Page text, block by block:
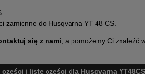
zamienne do Husqvarna YT 48 CS.
się z nami, a pomożemy Ci znaleźć
i listę części dla Husqvarna